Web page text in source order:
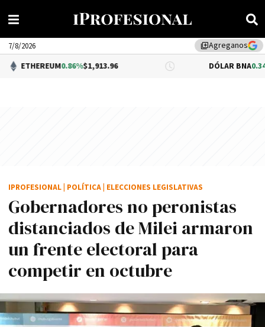
library_addAgreganos
7/8/2026
0.86%$1,913.96 DÓLAR BNA 0.34%$1,520.00
Gobernadores no peronistas
distanciados de Milei armaron
un frente electoral para
competir en octubre
IPROFESIONAL POLÍTICA ELECCIONES LEGISLATIVAS